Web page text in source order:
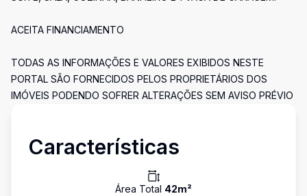
ACEITA FINANCIAMENTO
TODAS AS INFORMAÇÕES E VALORES EXIBIDOS NESTE
PORTAL SÃO FORNECIDOS PELOS PROPRIETÁRIOS DOS
IMÓVEIS PODENDO SOFRER ALTERAÇÕES SEM AVISO PRÉVIO
Características
Área Total 42m²